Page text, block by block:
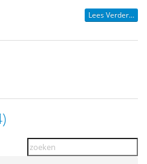
Lees Verder...